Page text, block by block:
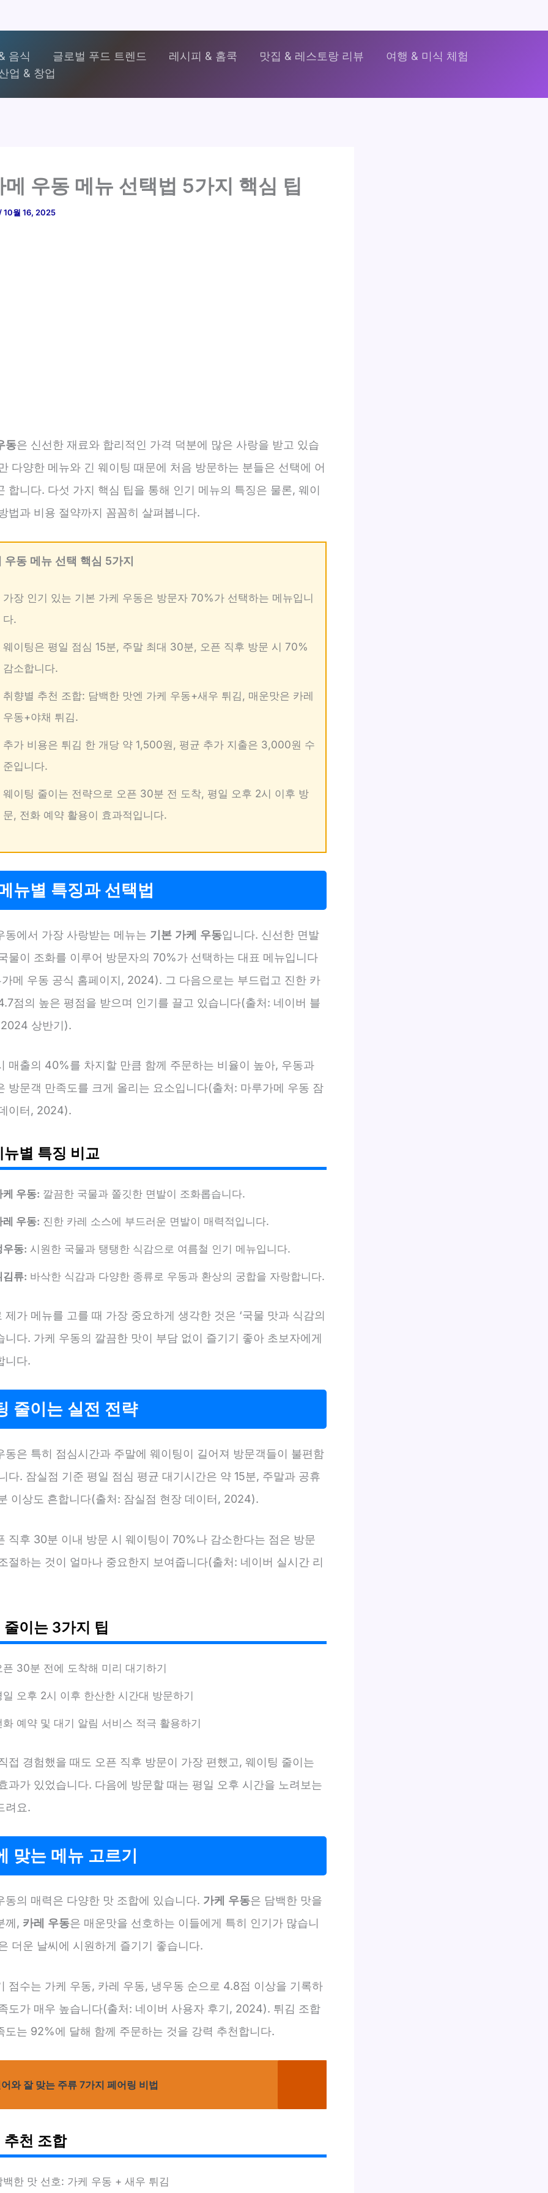
음식 글로벌 푸드 트렌드 레시피 & 홈쿡 맛집 & 레스토랑 리뷰
여행 & 미식 체험
업 & 창업
우동 메뉴 선택법 5가지 핵심 팁
10월 16, 2025
동은 신선한 재료와 합리적인 가격 덕분에 많은 사랑을 받고 있습
다양한 메뉴와 긴 웨이팅 때문에 처음 방문하는 분들은 선택에 어
합니다. 다섯 가지 핵심 팁을 통해 인기 메뉴의 특징은 물론, 웨이
법과 비용 절약까지 꼼꼼히 살펴봅니다.
우동 메뉴 선택 핵심 5가지
가장 인기 있는 기본 가케 우동은 방문자 70%가 선택하는 메뉴입니
다.
웨이팅은 평일 점심 15분, 주말 최대 30분, 오픈 직후 방문 시 70%
감소합니다.
취향별 추천 조합: 담백한 맛엔 가케 우동+새우 튀김, 매운맛은 카레
우동+야채 튀김.
추가 비용은 튀김 한 개당 약 1,500원, 평균 추가 지출은 3,000원 수
준입니다.
웨이팅 줄이는 전략으로 오픈 30분 전 도착, 평일 오후 2시 이후 방
문, 전화 예약 활용이 효과적입니다.
뉴별 특징과 선택법
동에서 가장 사랑받는 메뉴는 기본 가케 우동입니다. 신선한 면발
물이 조화를 이루어 방문자의 70%가 선택하는 대표 메뉴입니다
메 우동 공식 홈페이지, 2024). 그 다음으로는 부드럽고 진한 카
점의 높은 평점을 받으며 인기를 끌고 있습니다(출처: 네이버 블
상반기).
매출의 40%를 차지할 만큼 함께 주문하는 비율이 높아, 우동과
방문객 만족도를 크게 올리는 요소입니다(출처: 마루가메 우동 잠
이터, 2024).
뉴별 특징 비교
케 우동: 깔끔한 국물과 쫄깃한 면발이 조화롭습니다.
레 우동: 진한 카레 소스에 부드러운 면발이 매력적입니다.
우동: 시원한 국물과 탱탱한 식감으로 여름철 인기 메뉴입니다.
김류: 바삭한 식감과 다양한 종류로 우동과 환상의 궁합을 자랑합니다.
제가 메뉴를 고를 때 가장 중요하게 생각한 것은 ‘국물 맛과 식감의
니다. 가케 우동의 깔끔한 맛이 부담 없이 즐기기 좋아 초보자에게
니다.
줄이는 실전 전략
동은 특히 점심시간과 주말에 웨이팅이 길어져 방문객들이 불편함
다. 잠실점 기준 평일 점심 평균 대기시간은 약 15분, 주말과 공휴
이상도 흔합니다(출처: 잠실점 현장 데이터, 2024).
직후 30분 이내 방문 시 웨이팅이 70%나 감소한다는 점은 방문
절하는 것이 얼마나 중요한지 보여줍니다(출처: 네이버 실시간 리
줄이는 3가지 팁
픈 30분 전에 도착해 미리 대기하기
일 오후 2시 이후 한산한 시간대 방문하기
화 예약 및 대기 알림 서비스 적극 활용하기
접 경험했을 때도 오픈 직후 방문이 가장 편했고, 웨이팅 줄이는
과가 있었습니다. 다음에 방문할 때는 평일 오후 시간을 노려보는
려요.
맞는 메뉴 고르기
동의 매력은 다양한 맛 조합에 있습니다. 가케 우동은 담백한 맛을
께, 카레 우동은 매운맛을 선호하는 이들에게 특히 인기가 많습니
더운 날씨에 시원하게 즐기기 좋습니다.
점수는 가케 우동, 카레 우동, 냉우동 순으로 4.8점 이상을 기록하
도가 매우 높습니다(출처: 네이버 사용자 후기, 2024). 튀김 조합
도는 92%에 달해 함께 주문하는 것을 강력 추천합니다.
와 잘 맞는 주류 7가지 페어링 비법
추천 조합
백한 맛 선호: 가케 우동 + 새우 튀김